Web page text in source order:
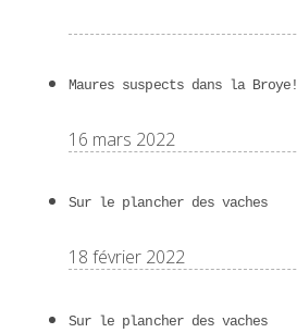
Maures suspects dans la Broye!
16 mars 2022
Sur le plancher des vaches
18 février 2022
Sur le plancher des vaches